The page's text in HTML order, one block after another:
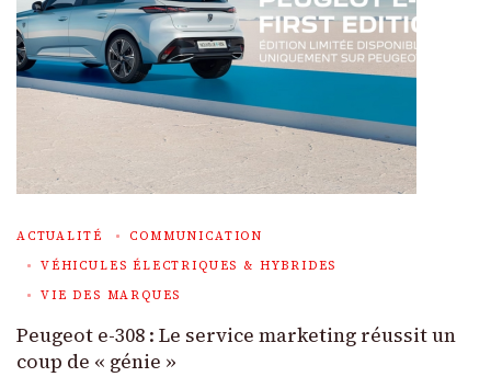
ACTUALITÉ
COMMUNICATION
VÉHICULES ÉLECTRIQUES & HYBRIDES
VIE DES MARQUES
Peugeot e-308 : Le service marketing réussit un
coup de « génie »